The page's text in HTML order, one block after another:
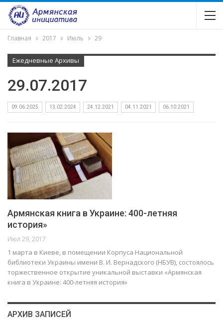
Главная 2017 Июль 29
Ежедневные Архивы
29.07.2017
09.06.2025 13.02.2024 24.12.2021 04.11.2021 06.10.2021
Армянская книга в Украине: 400-летняя
история»
Июл 29, 2017
1 марта в Киеве, в помещении Корпуса Национальной
библиотеки Украины имени В. И. Вернадского (НБУВ), состоялось
торжественное открытие уникальной выставки «Армянская
книга в Украине: 400-летняя история»
АРХИВ ЗАПИСЕЙ